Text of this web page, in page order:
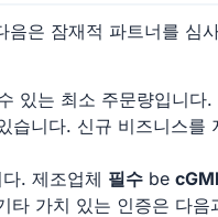
은 잠재적 파트너를 심
있는 최소 주문량입니다
니다. 신규 비즈니스를
. 제조업체 필수be
타 가치 있는 인증은 다음